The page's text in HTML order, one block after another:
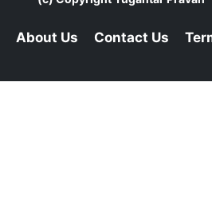
About Us Contact Us